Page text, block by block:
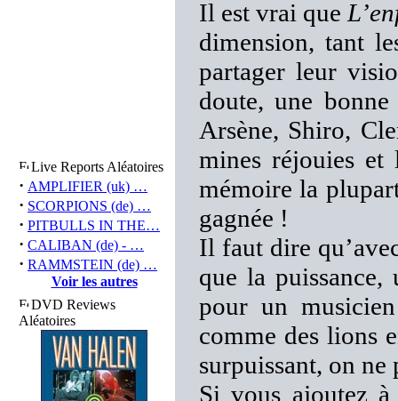
Live Reports Aléatoires
· AMPLIFIER (uk) …
· SCORPIONS (de) …
· PITBULLS IN THE…
· CALIBAN (de) - …
· RAMMSTEIN (de) …
Voir les autres
DVD Reviews
Aléatoires
Il est vrai que
dimension, tant
partager leur
doute, une
Arsène, Shiro,
mines réjouies et
mémoire la
gagnée !
Il faut dire
que la puissance,
pour un
comme des lions
surpuissant, on ne
Si vous ajoutez